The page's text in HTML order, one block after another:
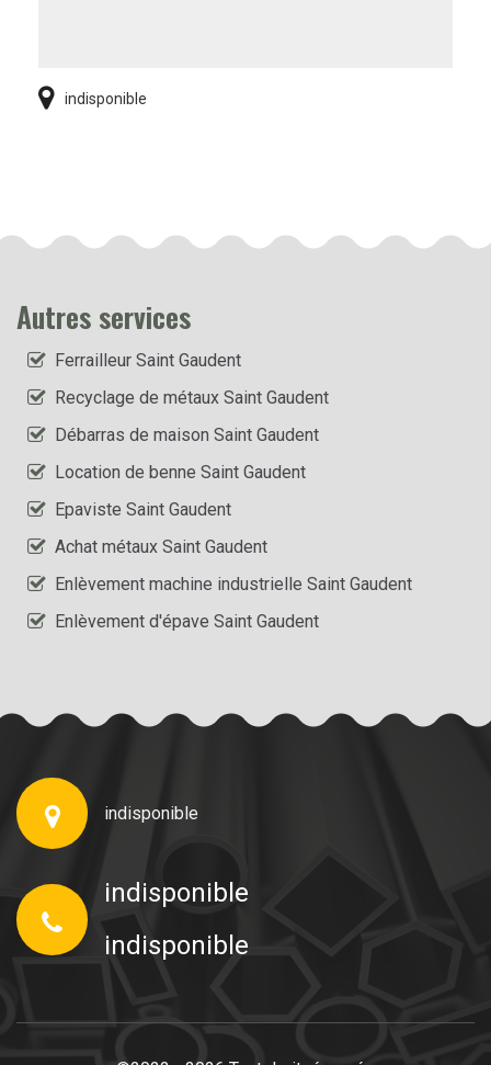
indisponible
Autres services
Ferrailleur Saint Gaudent
Recyclage de métaux Saint Gaudent
Débarras de maison Saint Gaudent
Location de benne Saint Gaudent
Epaviste Saint Gaudent
Achat métaux Saint Gaudent
Enlèvement machine industrielle Saint Gaudent
Enlèvement d'épave Saint Gaudent
indisponible
indisponible
indisponible